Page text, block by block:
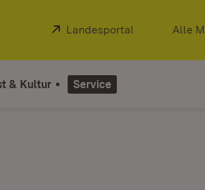
Extern:
Landesportal (Öffnet in
Alle
& Kultur Service